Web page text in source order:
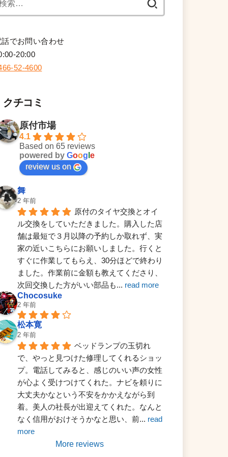
話でお問い合わせ
20:00
52-4600
クチコミ
原付市場
4.1
Based on 65 reviews
powered by Goog e
review us on
舞
2 年前
原付のタイヤ交換とオイ
ル交換をしていただきました。購入した店
舗は最短で３月以降の予約しか取れず、実
家の近いこちらにお願いしました。行くと
すぐに作業してもらえ、30分ほどで終わり
ました。作業前に金額も教えてくださり、
次回交換した方がいい部品も... read more
Chocosuke
2 年前
松本寛
2 年前
ベッドランプの玉切れ
で、やっと見つけた修理してくれるショッ
プ。電話してみると、感じのいい声の女性
が心よく受けつけてくれた。ナビを頼りに
大丈夫かなという不安をかかえながら到
着。美人の社長が出迎えてくれた。なんと
なく信用がおけそうかなと思い、前... read
more
More reviews